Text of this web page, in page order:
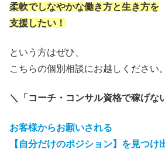
柔軟でしなやかな働き方と生き方を
支援したい！
という方はぜひ、
こちらの個別相談にお越しください。
＼「コーチ・コンサル資格で稼げな
お客様からお願いされる
【自分だけのポジション】を見つけ